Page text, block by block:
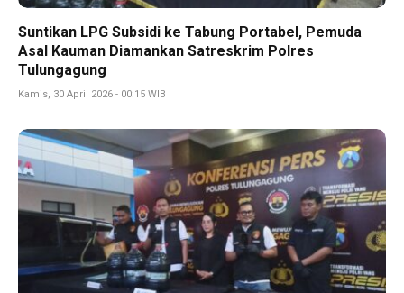
Suntikan LPG Subsidi ke Tabung Portabel, Pemuda
Asal Kauman Diamankan Satreskrim Polres
Tulungagung
Kamis, 30 April 2026 - 00:15 WIB